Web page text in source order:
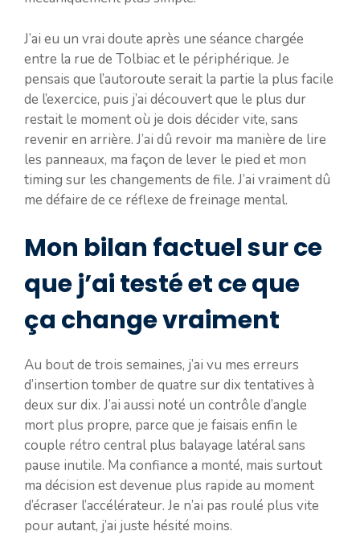
J’ai eu un vrai doute après une séance chargée
entre la rue de Tolbiac et le périphérique. Je
pensais que l’autoroute serait la partie la plus facile
de l’exercice, puis j’ai découvert que le plus dur
restait le moment où je dois décider vite, sans
revenir en arrière. J’ai dû revoir ma manière de lire
les panneaux, ma façon de lever le pied et mon
timing sur les changements de file. J’ai vraiment dû
me défaire de ce réflexe de freinage mental.
Mon bilan factuel sur ce
que j’ai testé et ce que
ça change vraiment
Au bout de trois semaines, j’ai vu mes erreurs
d’insertion tomber de quatre sur dix tentatives à
deux sur dix. J’ai aussi noté un contrôle d’angle
mort plus propre, parce que je faisais enfin le
couple rétro central plus balayage latéral sans
pause inutile. Ma confiance a monté, mais surtout
ma décision est devenue plus rapide au moment
d’écraser l’accélérateur. Je n’ai pas roulé plus vite
pour autant, j’ai juste hésité moins.